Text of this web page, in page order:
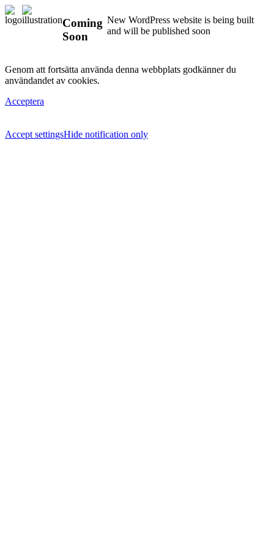
Coming
Soon
New WordPress website is being built
and will be published soon
Genom att fortsätta använda denna webbplats godkänner du
användandet av cookies.
Acceptera
Accept settingsHide notification only